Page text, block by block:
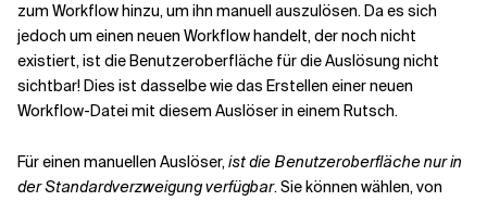
zum Workflow hinzu, um ihn manuell auszulösen. Da es sich
jedoch um einen neuen Workflow handelt, der noch nicht
existiert, ist die Benutzeroberfläche für die Auslösung nicht
sichtbar! Dies ist dasselbe wie das Erstellen einer neuen
Workflow-Datei mit diesem Auslöser in einem Rutsch.
Für einen manuellen Auslöser,ist die Benutzeroberfläche nur in
der Standardverzweigung verfügbar. Sie können wählen, von